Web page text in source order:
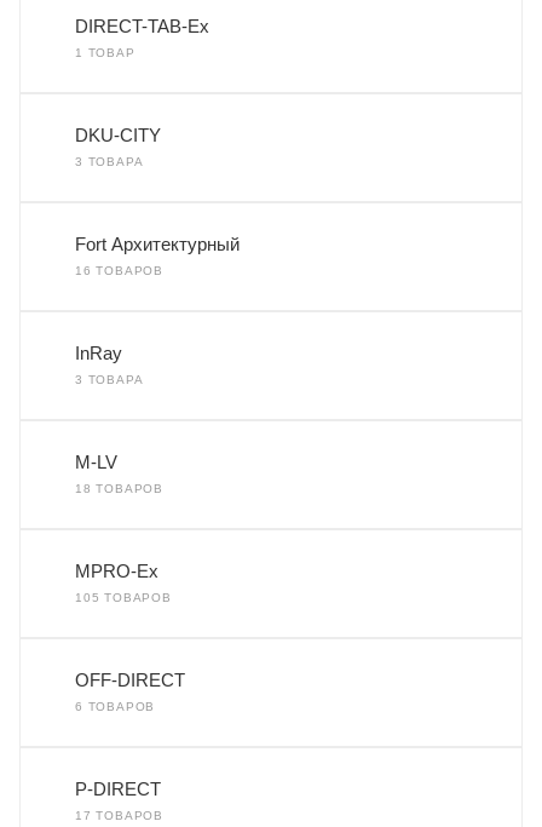
DIRECT-TAB-Ex
1 ТОВАР
DKU-CITY
3 ТОВАРА
Fort Архитектурный
16 ТОВАРОВ
InRay
3 ТОВАРА
M-LV
18 ТОВАРОВ
MPRO-Ex
105 ТОВАРОВ
OFF-DIRECT
6 ТОВАРОВ
P-DIRECT
17 ТОВАРОВ